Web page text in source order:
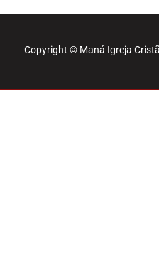
Copyright © Maná Igreja